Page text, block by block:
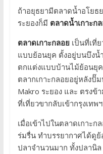
ถ้าอยุธยามีตลาดน้ำอโย
ระยองก็มี ตลาดน้ำเกาะก
ตลาดเกาะกลอยเป็นที่เที่ย
แบบย้อนยุค ตั้งอยู่บนบึงน้
ตกแต่งแบบบ้านไม้ย้อนยุ
ตลากเกาะกลอยอยู่หลังปั๊
Makro ระยอง และ ตรงข้
ที่เที่ยวขากลับเข้ากรุงเทพฯ
เมื่อเข้าไปในตลาดเกาะ
ร่มรื่น ทำบรรยากาศได้ดู
ปลาจำนวนมาก ทั้งปลานิ